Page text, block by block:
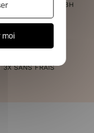
DE 10H À 18H
3X SANS FRAIS
moi